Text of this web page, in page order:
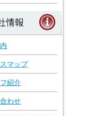
マップ
紹介
わせ